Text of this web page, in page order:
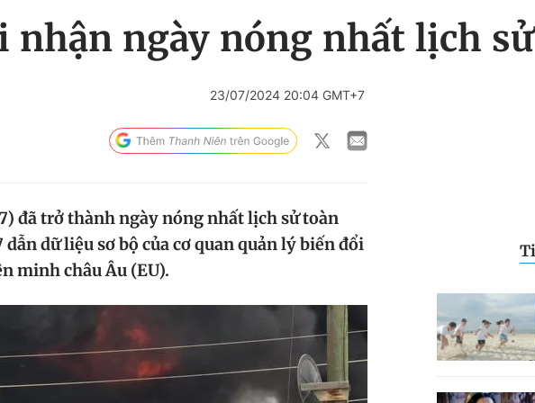
nhận ngày nóng nhất lịch sử
23/07/2024 20:04 GMT+7
đã trở thành ngày nóng nhất lịch sử toàn
dữ liệu sơ bộ của cơ quan quản lý biến đổi
minh châu Âu (EU).